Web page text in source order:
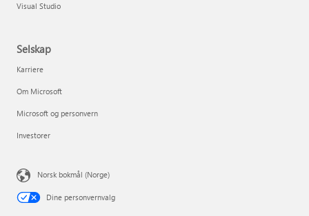
Visual Studio
Selskap
Karriere
Om Microsoft
Microsoft og personvern
Investorer
Norsk bokmål (Norge)
Dine personvernvalg